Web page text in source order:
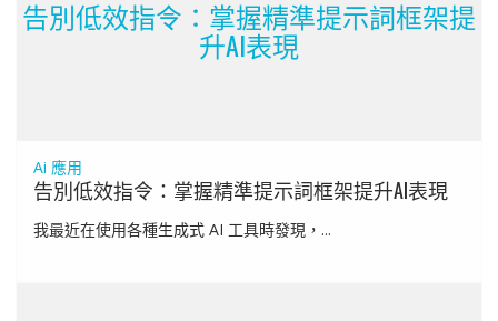
告別低效指令：掌握精準提示詞框架提
升AI表現
Ai 應用
告別低效指令：掌握精準提示詞框架提升AI表現
我最近在使用各種生成式 AI 工具時發現，...